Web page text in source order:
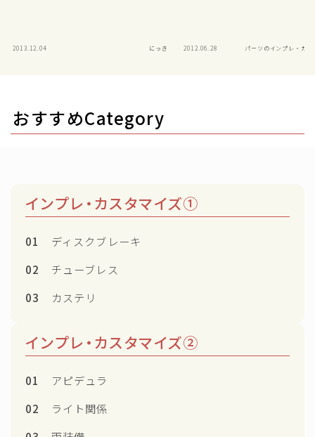
2013.12.04 にっき 2012.06.28 パーツのインプレ・カ
おすすめCategory
インプレ・カスタマイズ①
01
ディスクブレーキ
02
チューブレス
03
カステリ
インプレ・カスタマイズ②
01
アピデュラ
02
ライト関係